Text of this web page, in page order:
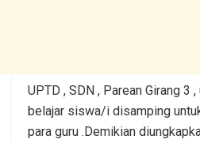
UPTD , SDN , Parean Girang 3
belajar siswa/i disamping
para guru .Demikian